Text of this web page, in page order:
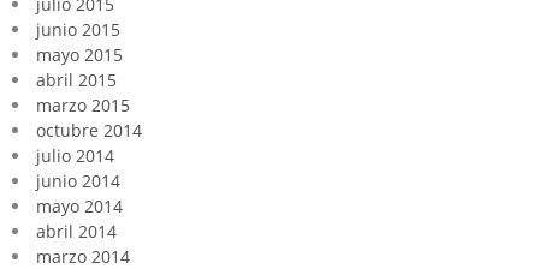
junio 2015
mayo 2015
abril 2015
marzo 2015
octubre 2014
julio 2014
junio 2014
mayo 2014
abril 2014
marzo 2014